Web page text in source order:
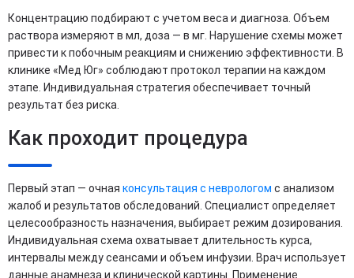
Концентрацию подбирают с учетом веса и диагноза. Объем
раствора измеряют в мл, доза — в мг. Нарушение схемы может
привести к побочным реакциям и снижению эффективности. В
клинике «Мед Юг» соблюдают протокол терапии на каждом
этапе. Индивидуальная стратегия обеспечивает точный
результат без риска.
Как проходит процедура
Первый этап — очная консультация с неврологом с анализом
жалоб и результатов обследований. Специалист определяет
целесообразность назначения, выбирает режим дозирования.
Индивидуальная схема охватывает длительность курса,
интервалы между сеансами и объем инфузии. Врач использует
данные анамнеза и клинической картины. Применение